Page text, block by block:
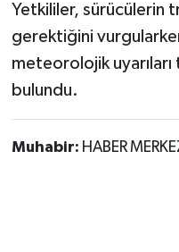
Yetkililer, sürücülerin
gerektiğini
meteorolojik uyarıları
bulundu.
Muhabir: HABER
Ulusal
Yaşam